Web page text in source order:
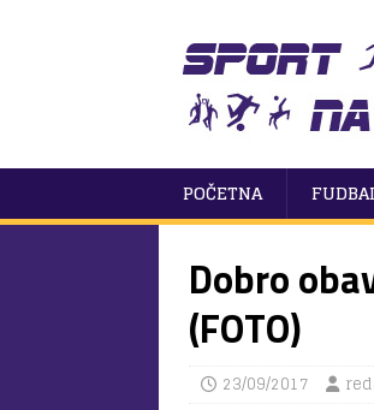
POČETNA
Dobro
(FOTO)
23/09/2017